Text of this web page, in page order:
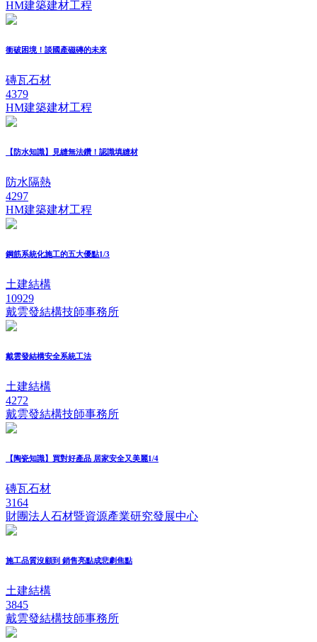
HM建築建材工程
衝破困境！談國產磁磚的未來
磚瓦石材
4379
HM建築建材工程
【防水知識】見縫無法鑽！認識填縫材
防水隔熱
4297
HM建築建材工程
鋼筋系統化施工的五大優點1/3
土建結構
10929
戴雲發結構技師事務所
戴雲發結構安全系統工法
土建結構
4272
戴雲發結構技師事務所
【陶瓷知識】買對好產品 居家安全又美麗1/4
磚瓦石材
3164
財團法人石材暨資源產業研究發展中心
施工品質沒顧到 銷售亮點成悲劇焦點
土建結構
3845
戴雲發結構技師事務所